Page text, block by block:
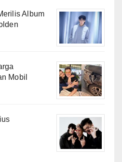
Album
Mobil